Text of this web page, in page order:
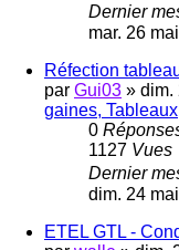
Dernier
mar. 26
Réfection
par Gui03 » dim.
gaines,
0
1127 Vues
Dernier
dim. 24
ETEL GTL -